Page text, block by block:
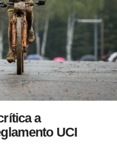
a
UCI